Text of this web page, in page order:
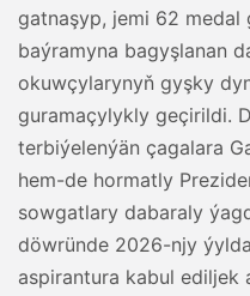
gatnaşyp, jemi 62 medal
baýramyna bagyşlanan
okuwçylarynyň gyşky
guramaçylykly geçirildi.
terbiýelenýän çagalara
hem-de hormatly
sowgatlary dabaraly
döwründe 2026-njy
aspirantura kabul ediljek